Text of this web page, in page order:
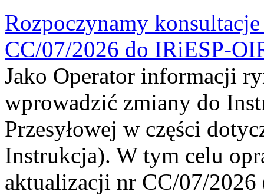
Rozpoczynamy
CC/07/2026 do IRiESP-
Jako Operator informacji
wprowadzić zmiany do
Przesyłowej w części
Instrukcja). W tym celu
aktualizacji nr CC/07/